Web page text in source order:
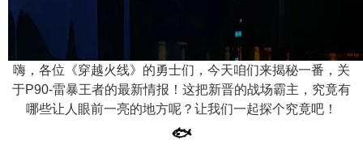
嗨，各位《穿越火线》的勇士们，今天咱们来揭秘一番，关
于P90-雷暴王者的最新情报！这把新晋的战场霸主，究竟有
哪些让人眼前一亮的地方呢？让我们一起探个究竟吧！
🐟